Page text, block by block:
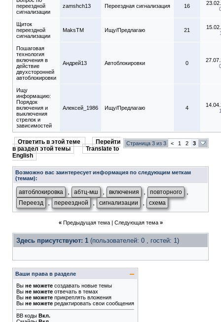
переездной
сигнализации
zamshch13 Переездная сигнализация 16
Щиток
переездной
сигнализации
MaksTM Ищу/Предлагаю 21
Пошаговая
технология
включения в
действие
двухсторонней
автоблокировки
Андрей13 Автоблокировки 0
Ищу
информацию:
Порядок
включения и
выключения
стрелок и
зависимостей
Алексей_1986 Ищу/Предлагаю 4
Ответить в этой теме
Перейти
в раздел этой темы
Translate to
English
Страница 3 из 3 < 1 2 3
Возможно вас заинтересует информация по следующим меткам
(темам):
автоблокировка абтц-мш включения повторного
Переезд , переездной , сигнализации схема
« Предыдущая тема| Следующая тема »
Здесь присутствуют: 1 (пользователей: 0 , гостей: 1)
Ваши права в разделе
Вы не можете создавать новые темы
Вы не можете отвечать в темах
Вы не можете прикреплять вложения
Вы не можете редактировать свои сообщения
BB коды Вкл.